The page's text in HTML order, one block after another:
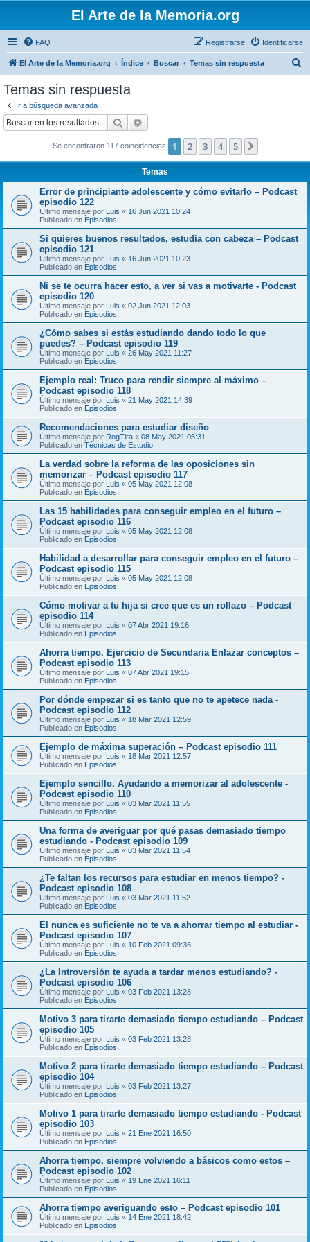
El Arte de la Memoria.org
FAQ Identificarse
Registrarse
El Arte de la Memoria.org Índice Buscar Temas sin respuesta
Temas sin respuesta
Ir a búsqueda avanzada
Buscar
Se encontraron 117 coincidencias 1 2 3 4 5
Temas
Error de principiante adolescente y cómo evitarlo – Podcast
episodio 122
Último mensaje por Luis « 16 Jun 2021 10:24
Publicado en Episodios
Si quieres buenos resultados, estudia con cabeza – Podcast
episodio 121
Último mensaje por Luis « 16 Jun 2021 10:23
Publicado en Episodios
Ni se te ocurra hacer esto, a ver si vas a motivarte - Podcast
episodio 120
Último mensaje por Luis « 02 Jun 2021 12:03
Publicado en Episodios
¿Cómo sabes si estás estudiando dando todo lo que
puedes? – Podcast episodio 119
Último mensaje por Luis « 26 May 2021 11:27
Publicado en Episodios
Ejemplo real: Truco para rendir siempre al máximo –
Podcast episodio 118
Último mensaje por Luis « 21 May 2021 14:39
Publicado en Episodios
Recomendaciones para estudiar diseño
Último mensaje por RogTira « 08 May 2021 05:31
Publicado en Técnicas de Estudio
La verdad sobre la reforma de las oposiciones sin
memorizar – Podcast episodio 117
Último mensaje por Luis « 05 May 2021 12:08
Publicado en Episodios
Las 15 habilidades para conseguir empleo en el futuro –
Podcast episodio 116
Último mensaje por Luis « 05 May 2021 12:08
Publicado en Episodios
Habilidad a desarrollar para conseguir empleo en el futuro –
Podcast episodio 115
Último mensaje por Luis « 05 May 2021 12:08
Publicado en Episodios
Cómo motivar a tu hija si cree que es un rollazo – Podcast
episodio 114
Último mensaje por Luis « 07 Abr 2021 19:16
Publicado en Episodios
Ahorra tiempo. Ejercicio de Secundaria Enlazar conceptos –
Podcast episodio 113
Último mensaje por Luis « 07 Abr 2021 19:15
Publicado en Episodios
Por dónde empezar si es tanto que no te apetece nada -
Podcast episodio 112
Último mensaje por Luis « 18 Mar 2021 12:59
Publicado en Episodios
Ejemplo de máxima superación – Podcast episodio 111
Último mensaje por Luis « 18 Mar 2021 12:57
Publicado en Episodios
Ejemplo sencillo. Ayudando a memorizar al adolescente -
Podcast episodio 110
Último mensaje por Luis « 03 Mar 2021 11:55
Publicado en Episodios
Una forma de averiguar por qué pasas demasiado tiempo
estudiando - Podcast episodio 109
Último mensaje por Luis « 03 Mar 2021 11:54
Publicado en Episodios
¿Te faltan los recursos para estudiar en menos tiempo? -
Podcast episodio 108
Último mensaje por Luis « 03 Mar 2021 11:52
Publicado en Episodios
El nunca es suficiente no te va a ahorrar tiempo al estudiar -
Podcast episodio 107
Último mensaje por Luis « 10 Feb 2021 09:36
Publicado en Episodios
¿La Introversión te ayuda a tardar menos estudiando? -
Podcast episodio 106
Último mensaje por Luis « 03 Feb 2021 13:28
Publicado en Episodios
Motivo 3 para tirarte demasiado tiempo estudiando – Podcast
episodio 105
Último mensaje por Luis « 03 Feb 2021 13:28
Publicado en Episodios
Motivo 2 para tirarte demasiado tiempo estudiando – Podcast
episodio 104
Último mensaje por Luis « 03 Feb 2021 13:27
Publicado en Episodios
Motivo 1 para tirarte demasiado tiempo estudiando - Podcast
episodio 103
Último mensaje por Luis « 21 Ene 2021 16:50
Publicado en Episodios
Ahorra tiempo, siempre volviendo a básicos como estos –
Podcast episodio 102
Último mensaje por Luis « 19 Ene 2021 16:11
Publicado en Episodios
Ahorra tiempo averiguando esto – Podcast episodio 101
Último mensaje por Luis « 14 Ene 2021 18:42
Publicado en Episodios